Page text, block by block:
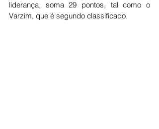
liderança, soma 29 pontos, tal como o
Varzim, que é segundo classificado.